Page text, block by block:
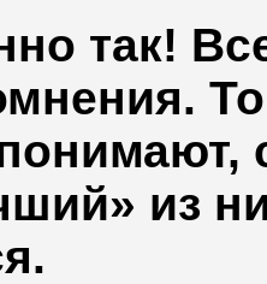
так!
То
из